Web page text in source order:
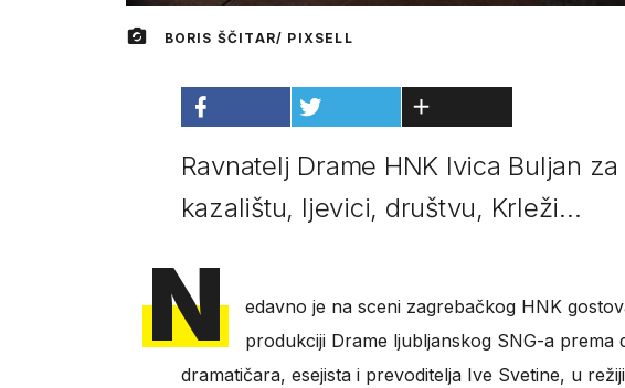
BORIS ŠČITAR/ PIXSELL
Ravnatelj Drame HNK Ivica Buljan
kazalištu, ljevici, društvu, Krleži...
N
edavno je na sceni zagrebačkog HNK
produkciji Drame ljubljanskog SNG-a prema
dramatičara, esejista i prevoditelja Ive Svetine, u